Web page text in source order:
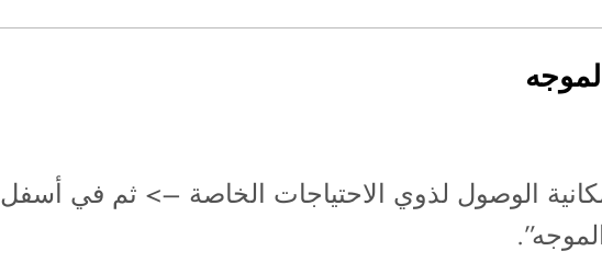
الوصول لذوي الاحتياجات الخاصة –> ثم في أسفل